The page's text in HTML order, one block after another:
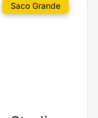
Saco Grande